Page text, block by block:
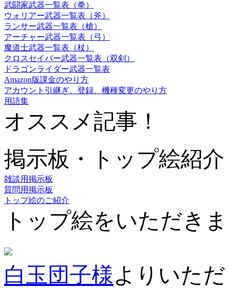
武闘家武器一覧表（拳）
ウォリアー武器一覧表（斧）
ランサー武器一覧表（槍）
アーチャー武器一覧表（弓）
魔道士武器一覧表（杖）
クロスセイバー武器一覧表（双剣）
ドラゴンライダー武器一覧表
Amazon版課金のやり方
アカウント引継ぎ、登録、機種変更のやり方
用語集
オススメ記事！
掲示板・トップ絵紹介
雑談用掲示板
質問用掲示板
トップ絵のご紹介
トップ絵をいただき
白玉団子様よりいた